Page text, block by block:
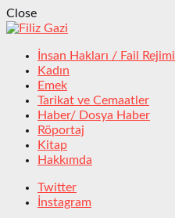
Close
İnsan Hakları / Fail Rejimi
Kadın
Emek
Tarikat ve Cemaatler
Haber/ Dosya Haber
Röportaj
Kitap
Hakkımda
Twitter
İnstagram